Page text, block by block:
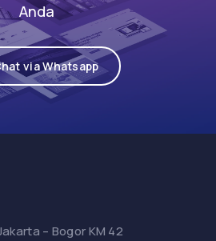
Anda
via Whatsapp
– Bogor KM 42